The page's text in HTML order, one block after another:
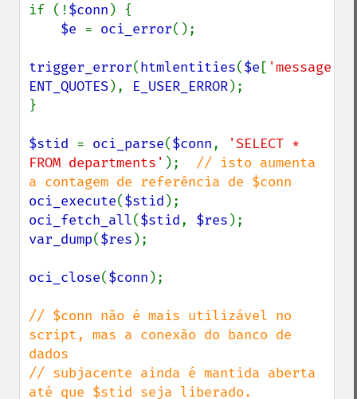
if (!$conn ) {
$e = oci_error();
trigger_error(htmlentities($e [ 'message'
ENT_QUOTES), E_USER_ERROR);
}
$stid = oci_parse($conn,
'SELECT *
FROM departments' ); // isto aumenta
oci_execute($stid
oci_fetch_all($stid, $res
var_dump($res );
oci_close($conn );
// $conn não é mais utilizável no
script, mas a conexão do banco de
dados
// subjacente ainda é mantida aberta